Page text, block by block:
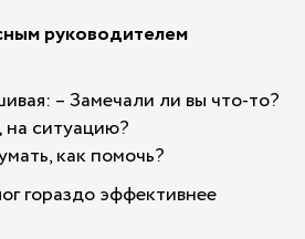
руководителем
– Замечали ли вы что-то?
на ситуацию?
как помочь?
гораздо эффективнее